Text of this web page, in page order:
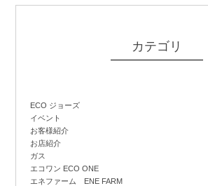
カテゴリ
ECO ジョーズ
イベント
お客様紹介
お店紹介
ガス
エコワン ECO ONE
エネファーム ENE FARM